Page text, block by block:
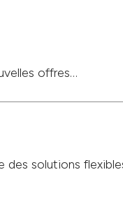
offres…
solutions